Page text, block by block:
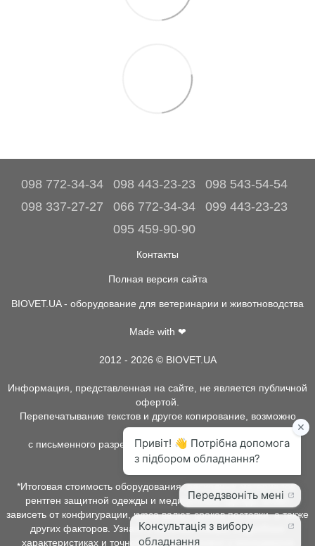
098 772-34-34 098 443-23-23
098 543-54-54
098 337-27-27
066 772-34-34
099 443-23-23
095 459-90-90
Контакты
Полная версия сайта
BIOVET.UA - оборудование для ветеринарии и животноводства
Made with ❤
2012 - 2026 © BIOVET.UA
Информация, представленная на сайте, не является публичной
офертой.
Перепечатывание текстов и другое копирование, возможно
только
с письменного разрешения администрации BIOVET.UA.
*Итоговая стоимость оборудования, расходных материалов,
рентген защитной одежды и медицинской одежды может
зависеть от конфигурации, курса валют, сроков поставки, а также
других факторов. Узнать о наличии товара, подробных
характеристиках и точной стоимости можно у менеджеров